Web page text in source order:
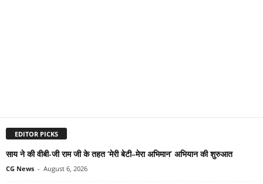
EDITOR PICKS
साय ने की वीबी-जी राम जी के तहत ‘मेरी बेटी–मेरा अभिमान’ अभियान की शुरुआत
CG News - August 6, 2026